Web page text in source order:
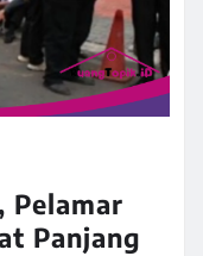
Pelamar
Panjang